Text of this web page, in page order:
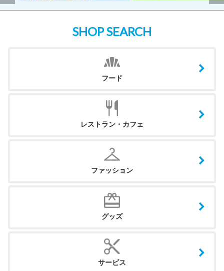
SHOP SEARCH
フード
レストラン・カフェ
ファッション
グッズ
サービス